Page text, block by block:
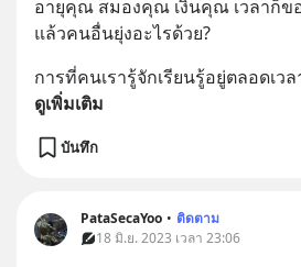
อายุคุณ สมองคุณ เงินคุณ เวลาก็
แล้วคนอื่นยุ่งอะไรด้วย?
การที่คนเรารู้จักเรียนรู้อยู่ตลอดเว
ดูเพิ่มเติม
บันทึก
PataSecaYoo • ติดตาม
18 มิ.ย. 2023 เวลา 23:06